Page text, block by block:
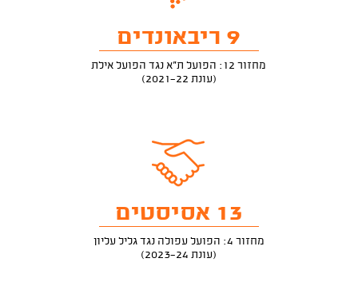
9 ריבאונדים
מחזור 12: הפועל ת"א נגד הפועל אילת
(עונת 2021-22)
13 אסיסטים
מחזור 4: הפועל עפולה נגד גליל עליון
(עונת 2023-24)